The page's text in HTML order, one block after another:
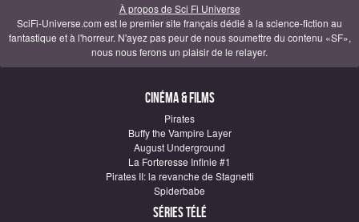
À propos de Sci Fi Universe
SciFi-Universe.com est le premier site français dédié à la science-fiction au
fantastique et à l'horreur. N'ayez pas peur de nous soumettre du contenu «SF»,
nous nous ferons un plaisir de le relayer.
Cinéma & Films
Pirates
Buffy the Vampire Layer
August Underground
La Forteresse Infinie #1
Pirates II: la revanche de Stagnetti
Spiderbabe
Séries télé